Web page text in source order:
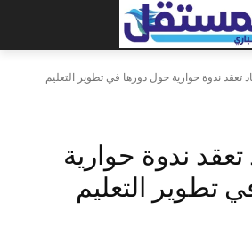
تعقد ندوة حوارية حول دورها في تطوير التعليم
تعقد ندوة حوارية
تطوير التعليم